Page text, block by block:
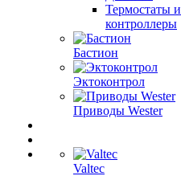
Термостаты и
контроллеры
Бастион
Эктоконтрол
Приводы Wester
Valtec